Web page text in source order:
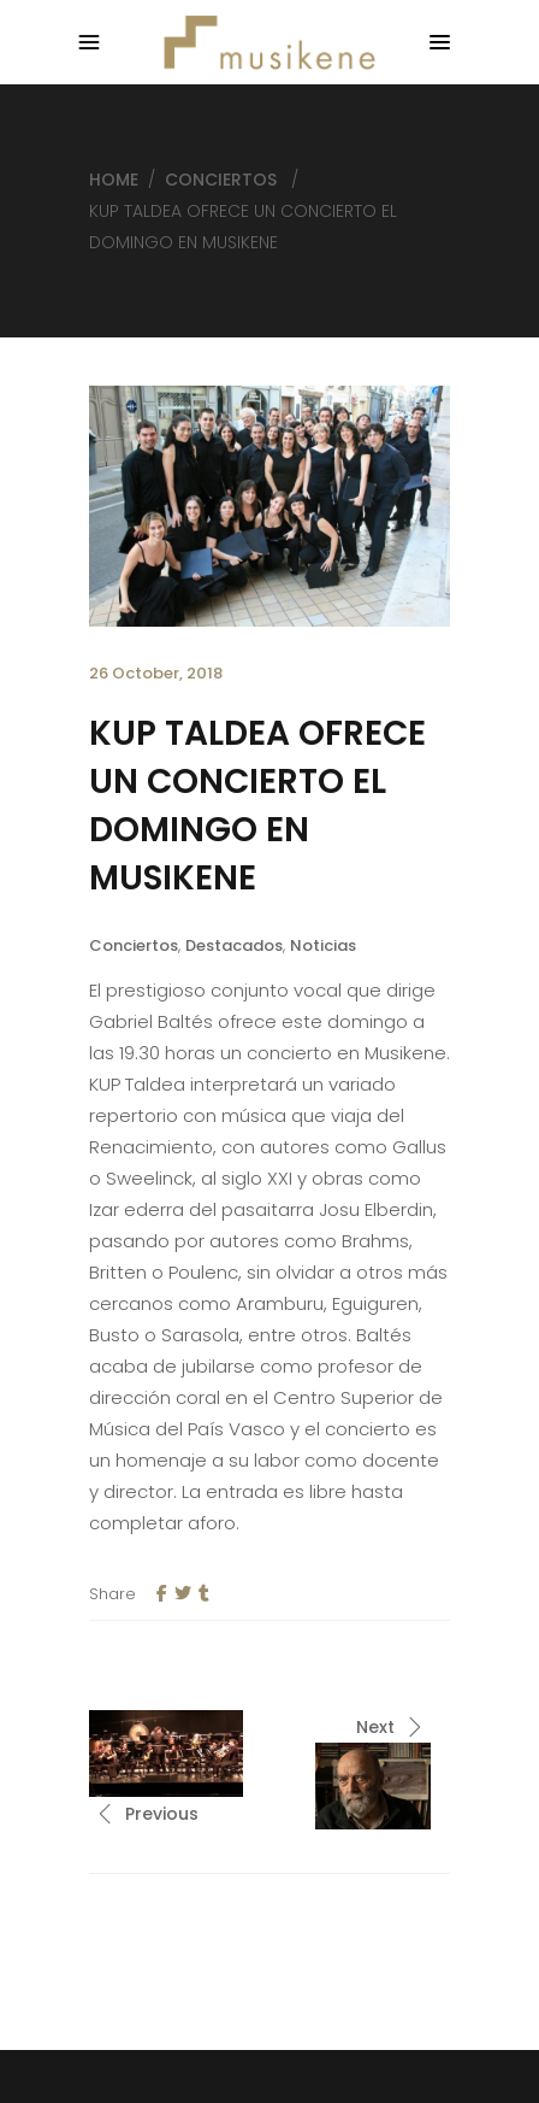
HOME / CONCIERTOS
/
KUP TALDEA OFRECE UN CONCIERTO EL
DOMINGO EN MUSIKENE
26 October, 2018
KUP TALDEA OFRECE
UN CONCIERTO EL
DOMINGO EN
MUSIKENE
Conciertos, Destacados, Noticias
El prestigioso conjunto vocal que dirige
Gabriel Baltés ofrece este domingo a
las 19.30 horas un concierto en Musikene.
KUP Taldea interpretará un variado
repertorio con música que viaja del
Renacimiento, con autores como Gallus
o Sweelinck, al siglo XXI y obras como
Izar ederra del pasaitarra Josu Elberdin,
pasando por autores como Brahms,
Britten o Poulenc, sin olvidar a otros más
cercanos como Aramburu, Eguiguren,
Busto o Sarasola, entre otros. Baltés
acaba de jubilarse como profesor de
dirección coral en el Centro Superior de
Música del País Vasco y el concierto es
un homenaje a su labor como docente
y director. La entrada es libre hasta
completar aforo.
Share
Previous
Next